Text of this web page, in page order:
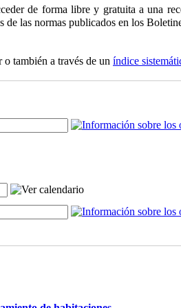
de forma libre y gratuita a una
las normas publicados en los
también a través de un índice